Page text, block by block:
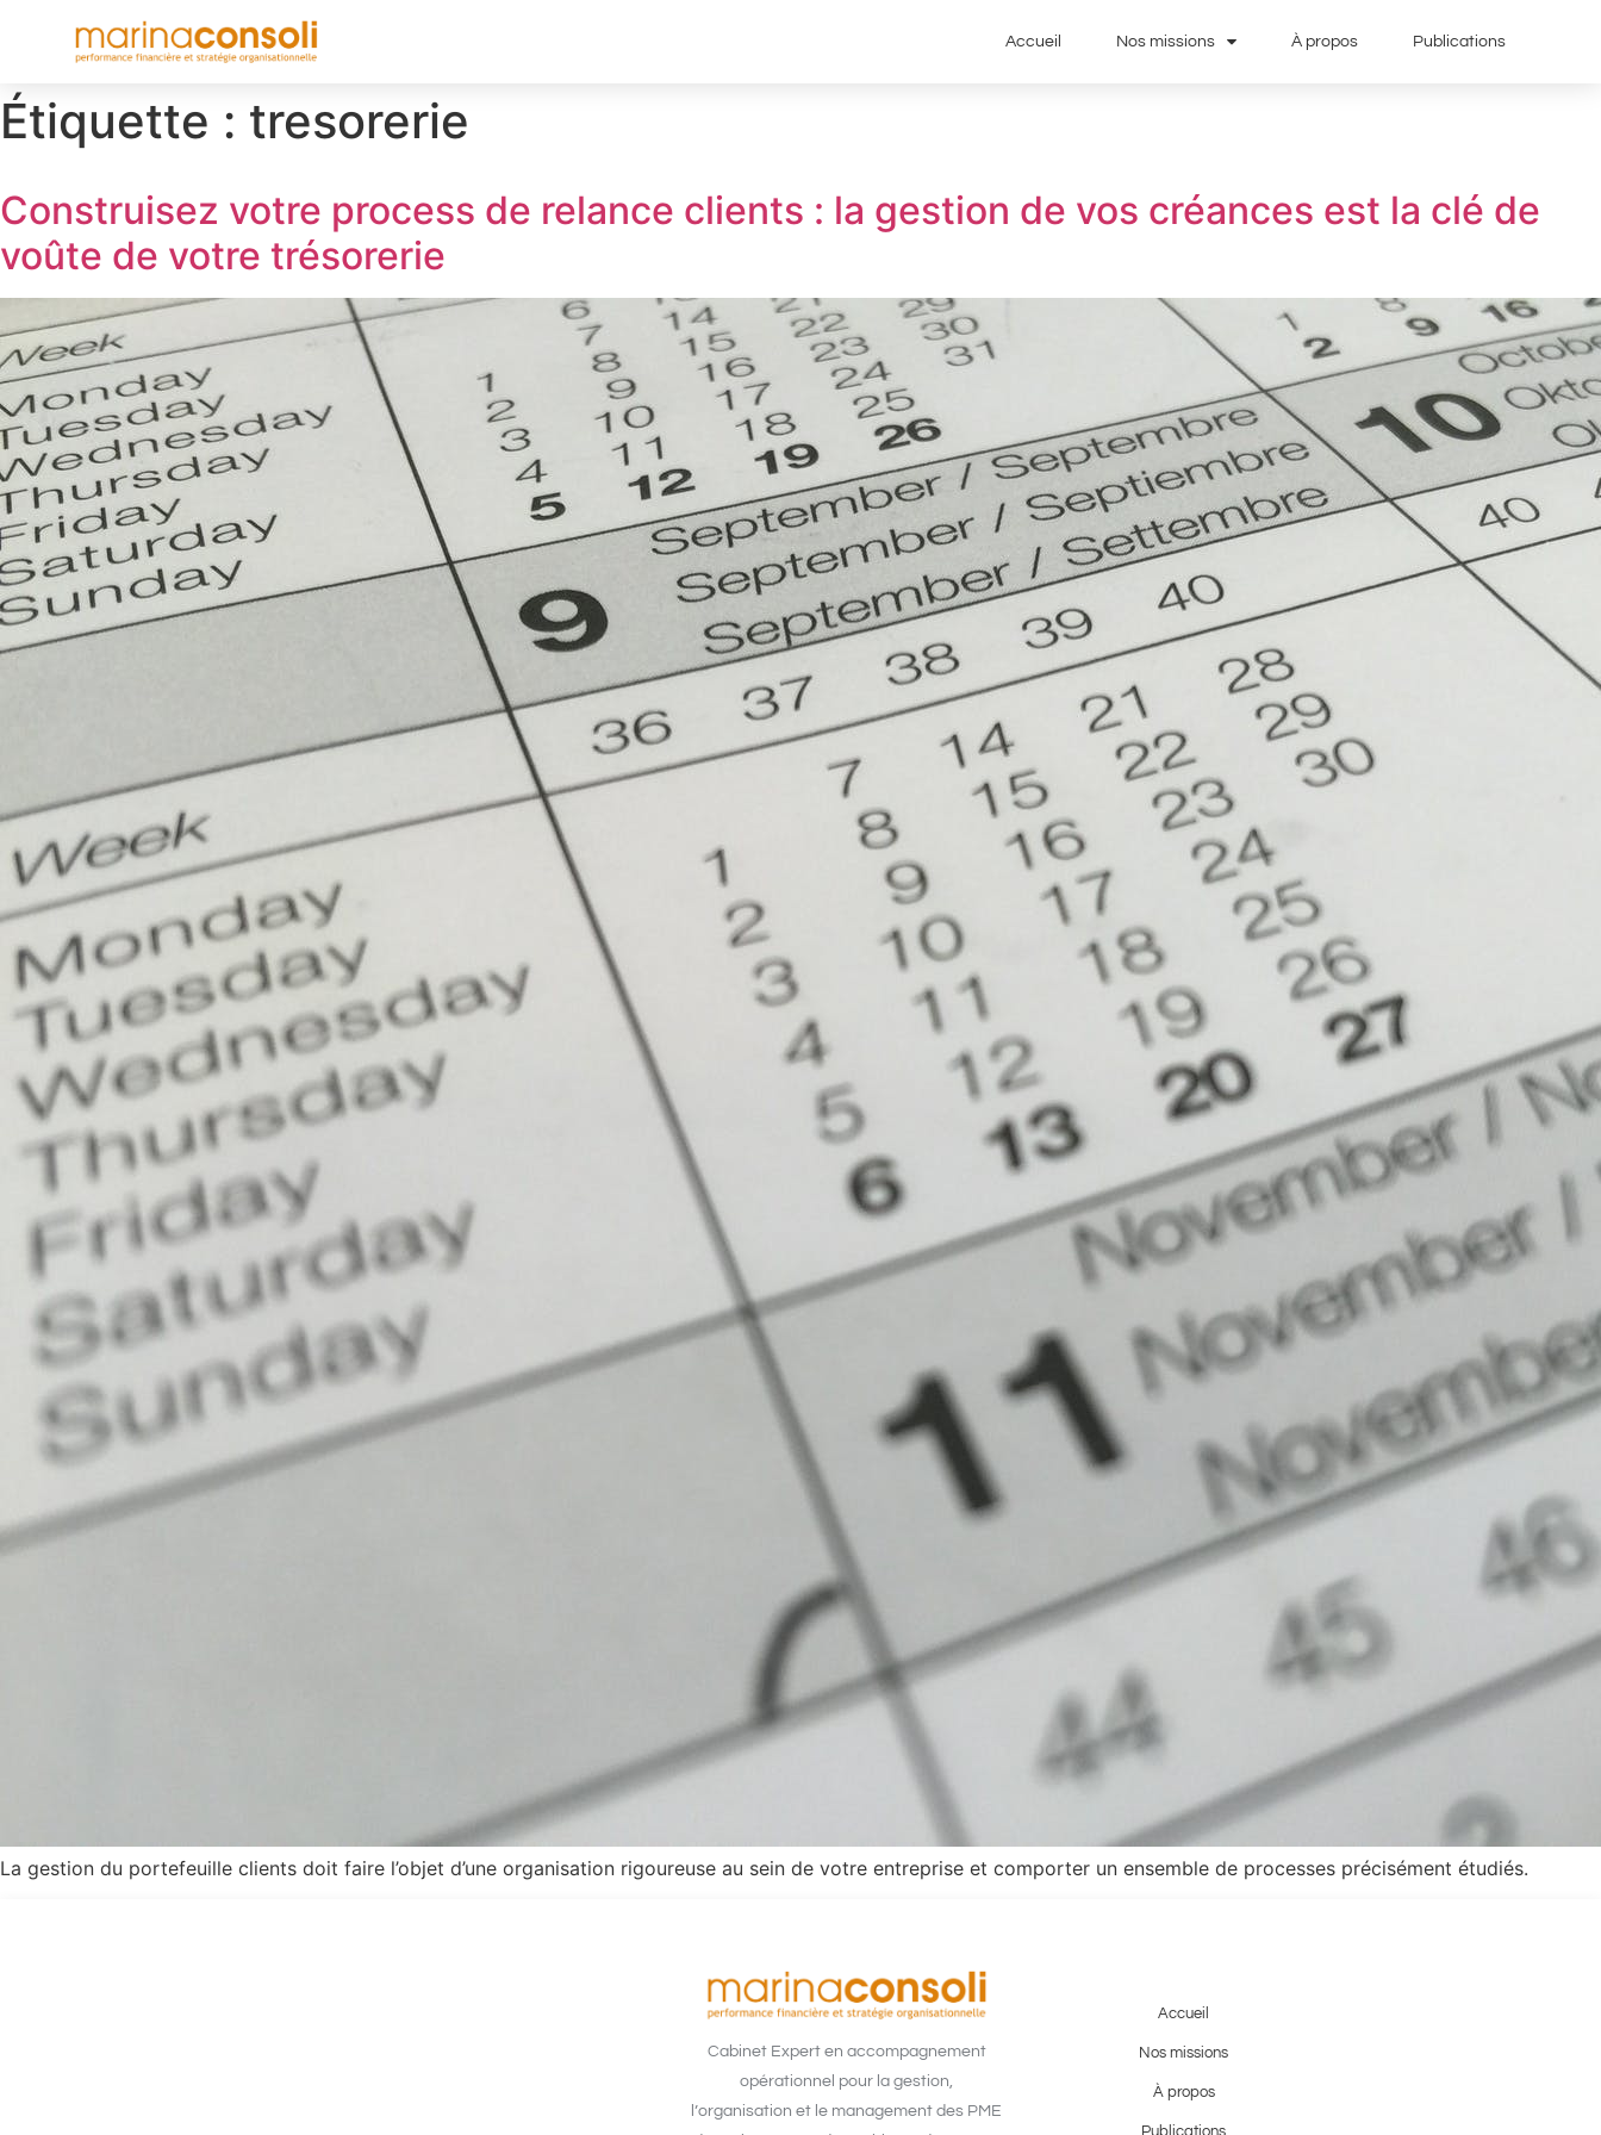
Accueil Nos missions À propos Publications
Étiquette : tresorerie
Construisez votre process de relance clients : la gestion de vos créances est la clé de
voûte de votre trésorerie
La gestion du portefeuille clients doit faire l’objet d’une organisation rigoureuse au sein de votre entreprise et comporter un ensemble de processes précisément étudiés.
Cabinet Expert en accompagnement
opérationnel pour la gestion,
l’organisation et le management des PME
Accueil
Nos missions
À propos
Publications